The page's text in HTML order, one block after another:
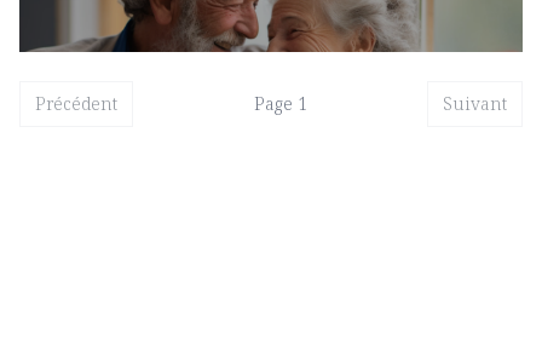
13 fonctionnalités
Précédent Page 1 Suivant